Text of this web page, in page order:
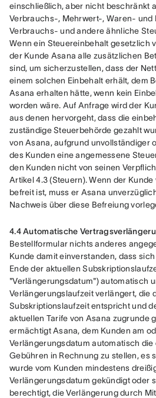
einschließlich, aber nicht beschränkt
Verbrauchs-, Mehrwert-, Waren- und
Verbrauchs- und andere ähnliche
Wenn ein Steuereinbehalt gesetzlich
der Kunde Asana alle zusätzlichen
sind, um sicherzustellen, dass der
einem solchen Einbehalt erhält, dem
Asana erhalten hätte, wenn kein
worden wäre. Auf Anfrage wird der
aus denen hervorgeht, dass die
zuständige Steuerbehörde gezahlt
von Asana, aufgrund unvollständiger
des Kunden eine angemessene
den Kunden nicht von seinen
Artikel 4.3 (Steuern). Wenn der
befreit ist, muss er Asana
Nachweis über diese Befreiung
4.4 Automatische
Bestellformular nichts anderes
Kunde damit einverstanden, dass
Ende der aktuellen
"Verlängerungsdatum") automatisch
Verlängerungslaufzeit verlängert, die
Subskriptionslaufzeit entspricht und
aktuellen Tarife von Asana zugrunde
ermächtigt Asana, dem Kunden am
Verlängerungsdatum automatisch
Gebühren in Rechnung zu stellen, es
wurde vom Kunden mindestens
Verlängerungsdatum gekündigt oder
berechtigt, die Verlängerung durch